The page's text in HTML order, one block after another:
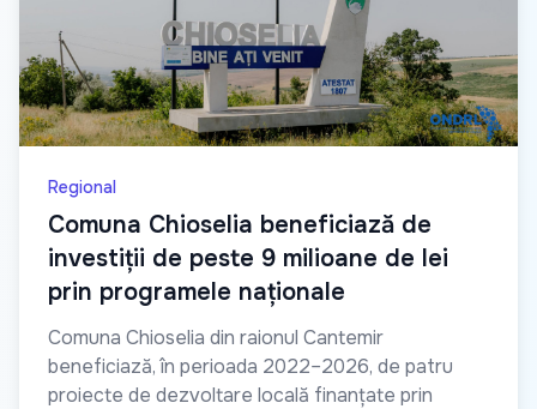
Regional
Comuna Chioselia beneficiază de
investiții de peste 9 milioane de lei
prin programele naționale
Comuna Chioselia din raionul Cantemir
beneficiază, în perioada 2022–2026, de patru
proiecte de dezvoltare locală finanțate prin